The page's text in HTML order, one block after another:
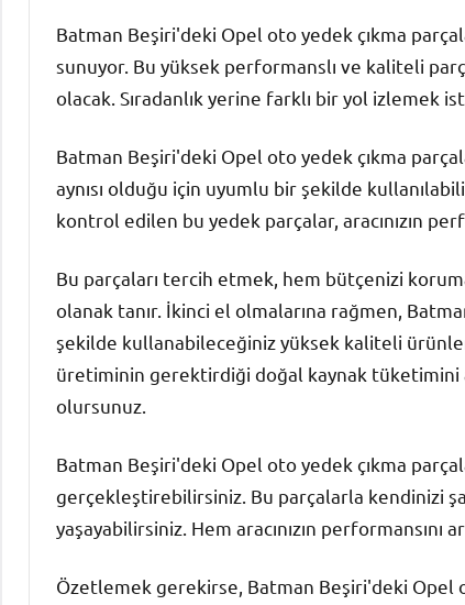
Batman Beşiri'deki Opel oto yedek çıkma
sunuyor. Bu yüksek performanslı ve kaliteli
olacak. Sıradanlık yerine farklı bir yol izlemek
Batman Beşiri'deki Opel oto yedek çıkma
aynısı olduğu için uyumlu bir şekilde
kontrol edilen bu yedek parçalar, aracınızın
Bu parçaları tercih etmek, hem bütçenizi
olanak tanır. İkinci el olmalarına rağmen,
şekilde kullanabileceğiniz yüksek kaliteli
üretiminin gerektirdiği doğal kaynak
olursunuz.
Batman Beşiri'deki Opel oto yedek çıkma
gerçekleştirebilirsiniz. Bu parçalarla kendinizi
yaşayabilirsiniz. Hem aracınızın
Özetlemek gerekirse, Batman Beşiri'deki Opel